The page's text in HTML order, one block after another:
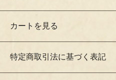
カートを見る
特定商取引法に基づく表記